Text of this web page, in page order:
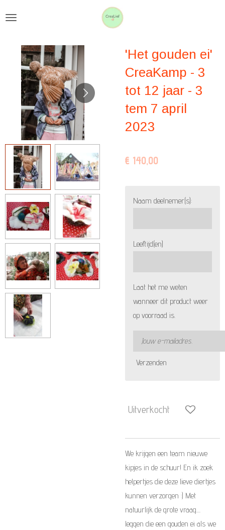
hoofdinhoud
'Het gouden ei'
CreaKamp - 3
tot 12 jaar - 3
tem 7 april
2023
€ 140,00
Naam deelnemer(s):
Leeftijd(en)
Laat het me weten
wanneer dit product weer
op voorraad is.
Verzenden
Uitverkocht
We krijgen een team nieuwe
kipjes in de schuur! En ik zoek
helpertjes die deze lieve diertjes
kunnen verzorgen :) Met
natuurlijk de grote vraag....
leggen die een gouden ei als we